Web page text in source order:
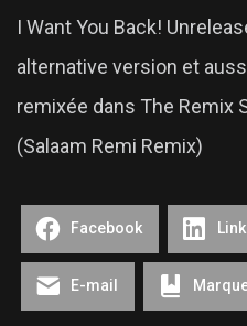
I Want You Back!
alternative version et
remixée dans The Remix
(Salaam Remi Remix)
Facebook
E-mail